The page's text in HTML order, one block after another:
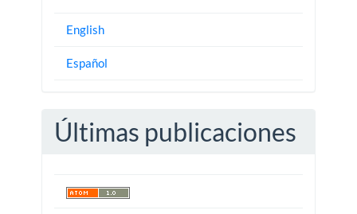
English
Español
Últimas publicaciones